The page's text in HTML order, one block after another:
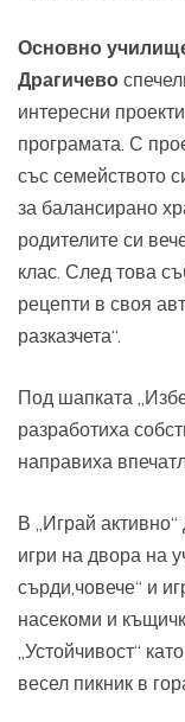
Основно
Драгичево
интересни
програмата. С
със семейството
за балансирано
родителите си
клас. След това
рецепти в своя
разказчета“.
Под шапката
разработиха
направиха
В „Играй
игри на двора на
сърди,човече“ и
насекоми и
„Устойчивост“
весел пикник в